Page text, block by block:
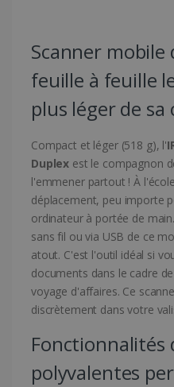
Scanner mobile
feuille à feuille
plus léger de sa
Compact et léger (518 g), l'
Duplex est le compagnon
l'emmener partout ! À
déplacement, peu importe
ordinateur à portée de
sans fil ou via USB de ce
atout. C'est l'outil idéal si
documents dans le cadre
voyage d'affaires. Ce
discrètement dans votre
Fonctionnalités
polyvalentes